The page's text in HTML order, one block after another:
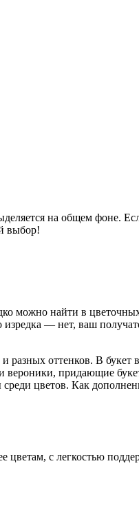
на общем фоне.
выбор!
можно найти в
— нет, ваш
оттенков. В букет
придающие
среди цветов. Как
с легкостью